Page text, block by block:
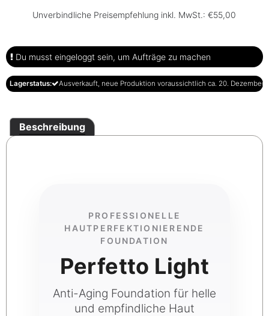
Unverbindliche Preisempfehlung inkl. MwSt.: €55,00
Du musst eingeloggt sein, um Aufträge zu machen
Lagerstatus: Ausverkauft, neue Produktion voraussichtlich ca. 20. Dezember
Beschreibung
PROFESSIONELLE
HAUTPERFEKTIONIERENDE
FOUNDATION
Perfetto Light
Anti-Aging Foundation für helle
und empfindliche Haut